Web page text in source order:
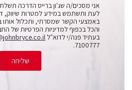
אני מסכים/ה שג'ון ברייס הדרכה
לעת ותשתמש במידע למטרות שיווק,
באמצעי הקשר שמסרתי, ותכלול
והכל בכפוף למדיניות הפרטיות של
בעתיד פנה/י לדוא"ל
7100777.
שליחה